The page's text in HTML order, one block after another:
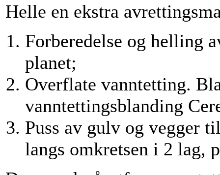
Helle en ekstra
Forberedelse og helling
planet;
Overflate vanntetting.
vanntettingsblanding
Puss av gulv og vegger
langs omkretsen i 2 lag,